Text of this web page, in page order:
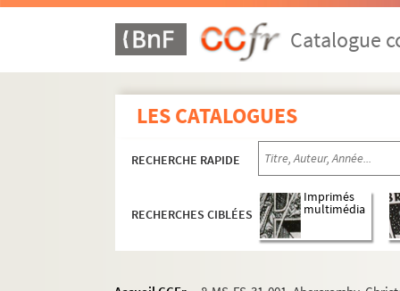
Catalogue
LES CATALOGUES
RECHERCHE RAPIDE
RECHERCHES CIBLÉES
Imprimés
multimédia